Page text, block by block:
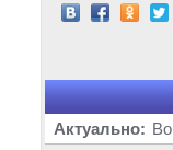
Актуально: